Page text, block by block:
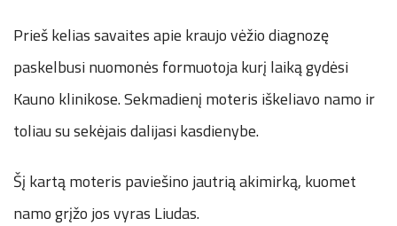
Prieš kelias savaites apie kraujo vėžio diagnozę
paskelbusi nuomonės formuotoja kurį laiką gydėsi
Kauno klinikose. Sekmadienį moteris iškeliavo namo ir
toliau su sekėjais dalijasi kasdienybe.
Šį kartą moteris paviešino jautrią akimirką, kuomet
namo grįžo jos vyras Liudas.